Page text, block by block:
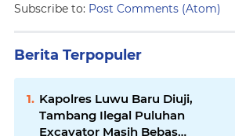
Subscribe to: Post Comments (Atom)
Berita Terpopuler
Kapolres Luwu Baru Diuji,
Tambang Ilegal Puluhan
Excavator Masih Bebas